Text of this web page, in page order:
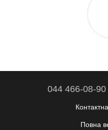
044 466-08-90
Повна